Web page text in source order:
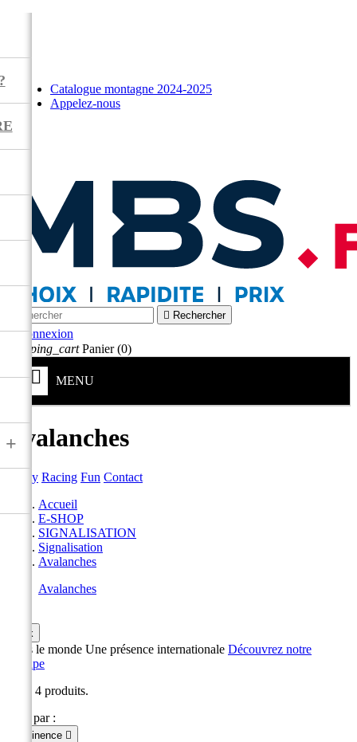
Catalogue montagne 2024-2025
Appelez-nous
 Rechercher
 Connexion
shopping_cart Panier (0)
MENU
+
Avalanches
Safety Racing Fun Contact
Accueil
E-SHOP
SIGNALISATION
Signalisation
Avalanches
Avalanches
ok
Dans le monde Une présence internationale Découvrez notre
Groupe
Il y a 4 produits.
Trier par :
Pertinence 